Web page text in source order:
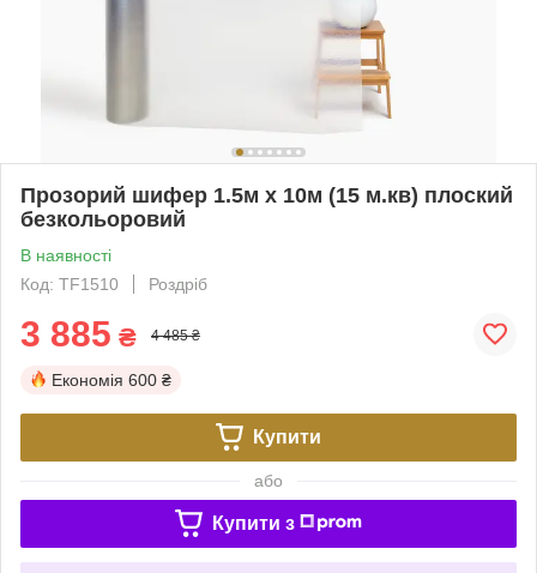
Прозорий шифер 1.5м х 10м (15 м.кв) плоский
безкольоровий
В наявності
Код: TF1510
Роздріб
3 885 ₴ 4 485 ₴
Економія 600 ₴
Купити
або
Купити з